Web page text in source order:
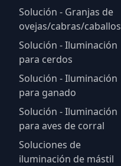
Solución - Granjas de
ovejas/cabras/caballos
Solución - Iluminación
para cerdos
Solución - Iluminación
para ganado
Solución - Iluminación
para aves de corral
Soluciones de
iluminación de mástil